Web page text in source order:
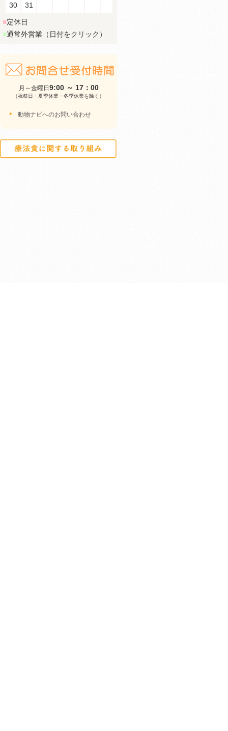
30
31
■定休日
■通常外営業（日付をクリック）
月～金曜日 9:00 ～ 17：00
（祝祭日・夏季休業・冬季休業を除く）
動物ナビへのお問い合わせ